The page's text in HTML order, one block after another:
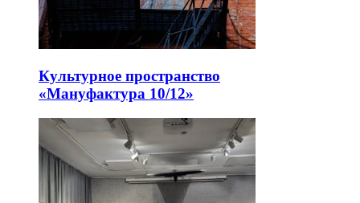
Культурное пространство
«Мануфактура 10/12»